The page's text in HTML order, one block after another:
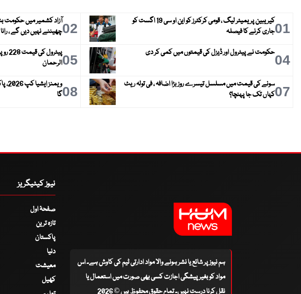
01
کیریبین پریمیئر لیگ ، قومی کرکٹرز کو این او سی 19 اگست کو
جاری کرنے کا فیصلہ
02آزاد کشمیر میں حکومت
چھیننے نہیں دیں گے ، رانا
04حکومت نے پیٹرول اور ڈیزل کی قیمتوں میں کمی کر دی 05الرحمان
07سونے کی قیمت میں مسلسل تیسرے روز بڑا اضافہ ، فی تولہ ریٹ
کہاں تک جا پہنچا؟
08گا
ہم نیوز پر شائع یا نشر ہونے والا مواد ادارتی ٹیم کی کاوش ہے۔ اس
مواد کو بغیر پیشگی اجازت کسی بھی صورت میں استعمال یا
نقل کرنا درست نہیں۔ تمام حقوق محفوظ ہیں © 2026
نیوز کیٹیگریز
صفحۂ اول
تازہ ترین
پاکستان
دنیا
معیشت
کھیل